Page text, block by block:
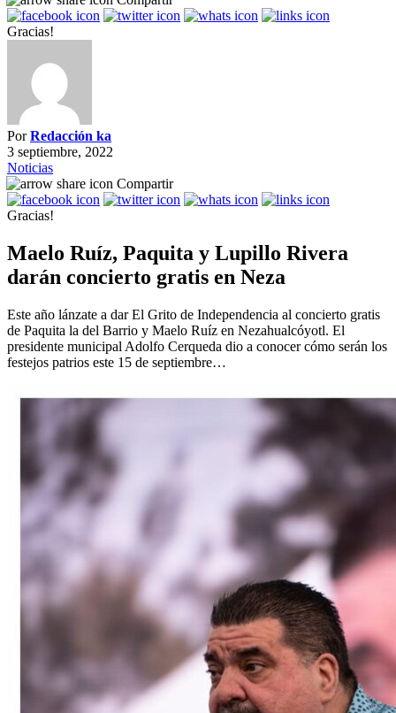
Gracias!
PorRedacción ka
3 septiembre, 2022
Noticias
Compartir
Gracias!
Maelo Ruíz, Paquita y Lupillo Rivera
darán concierto gratis en Neza
Este año lánzate a dar El Grito de Independencia al concierto gratis
de Paquita la del Barrio y Maelo Ruíz en Nezahualcóyotl. El
presidente municipal Adolfo Cerqueda dio a conocer cómo serán los
festejos patrios este 15 de septiembre…